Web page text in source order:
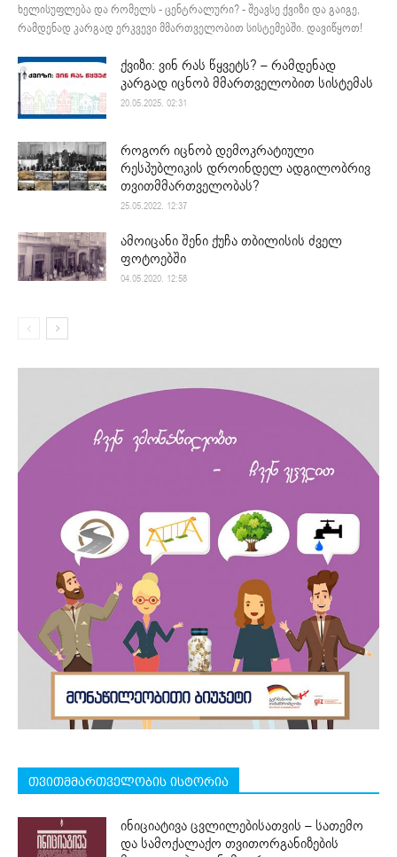
ხელისუფლება და რომელს - ცენტრალური? - შეავსე ქვიზი და გაიგე,
რამდენად კარგად ერკვევი მმართველობით სისტემებში. დავიწყოთ!
ქვიზი: ვინ რას წყვეტს? – რამდენად
კარგად იცნობ მმართველობით სისტემას
20.05.2025. 02:31
როგორ იცნობ დემოკრატიული
რესპუბლიკის დროინდელ ადგილობრივ
თვითმმართველობას?
25.05.2022. 12:37
ამოიცანი შენი ქუჩა თბილისის ძველ
ფოტოებში
04.05.2020. 12:58
თვითმმართველობის ისტორია
ინიციატივა ცვლილებისათვის – სათემო
და სამოქალაქო თვითორგანიზების